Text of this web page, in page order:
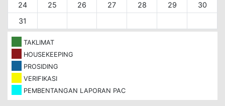
24
25 26 27 28 29
30
31
TAKLIMAT
HOUSEKEEPING
PROSIDING
VERIFIKASI
PEMBENTANGAN LAPORAN PAC